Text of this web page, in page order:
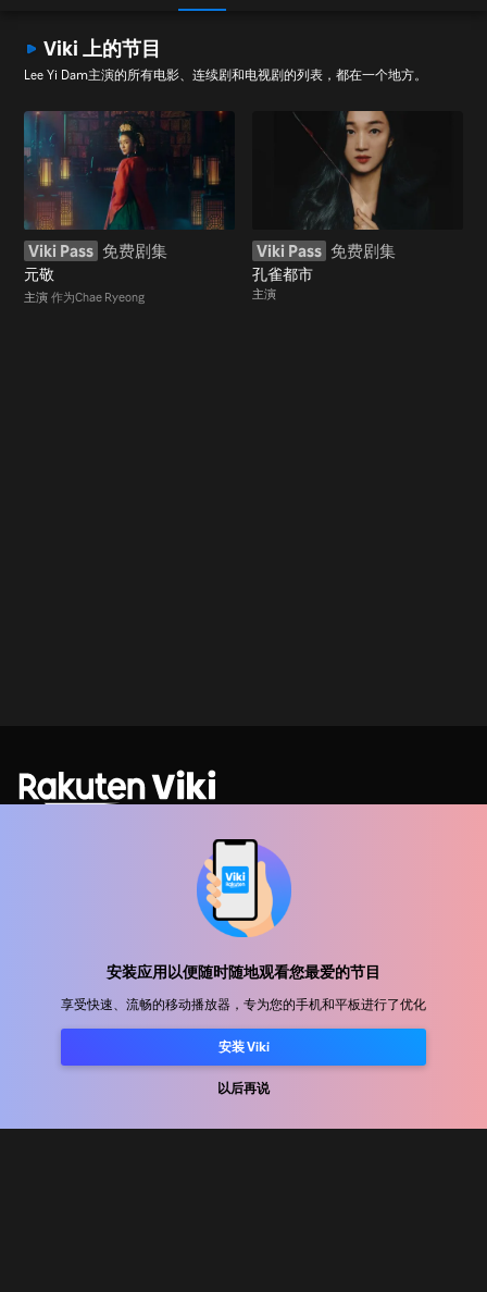
安装应用以便随时随地观看您最爱的节目
享受快速、流畅的移动播放器，专为您的手机和平板进行了优化
安装 Viki
以后再说
Viki 上的节目
Lee Yi Dam主演的所有电影、连续剧和电视剧的列表，都在一个地方。
Viki Pass 免费剧集
元敬
主演 作为Chae Ryeong
Viki Pass 免费剧集
孔雀都市
主演
发行合作